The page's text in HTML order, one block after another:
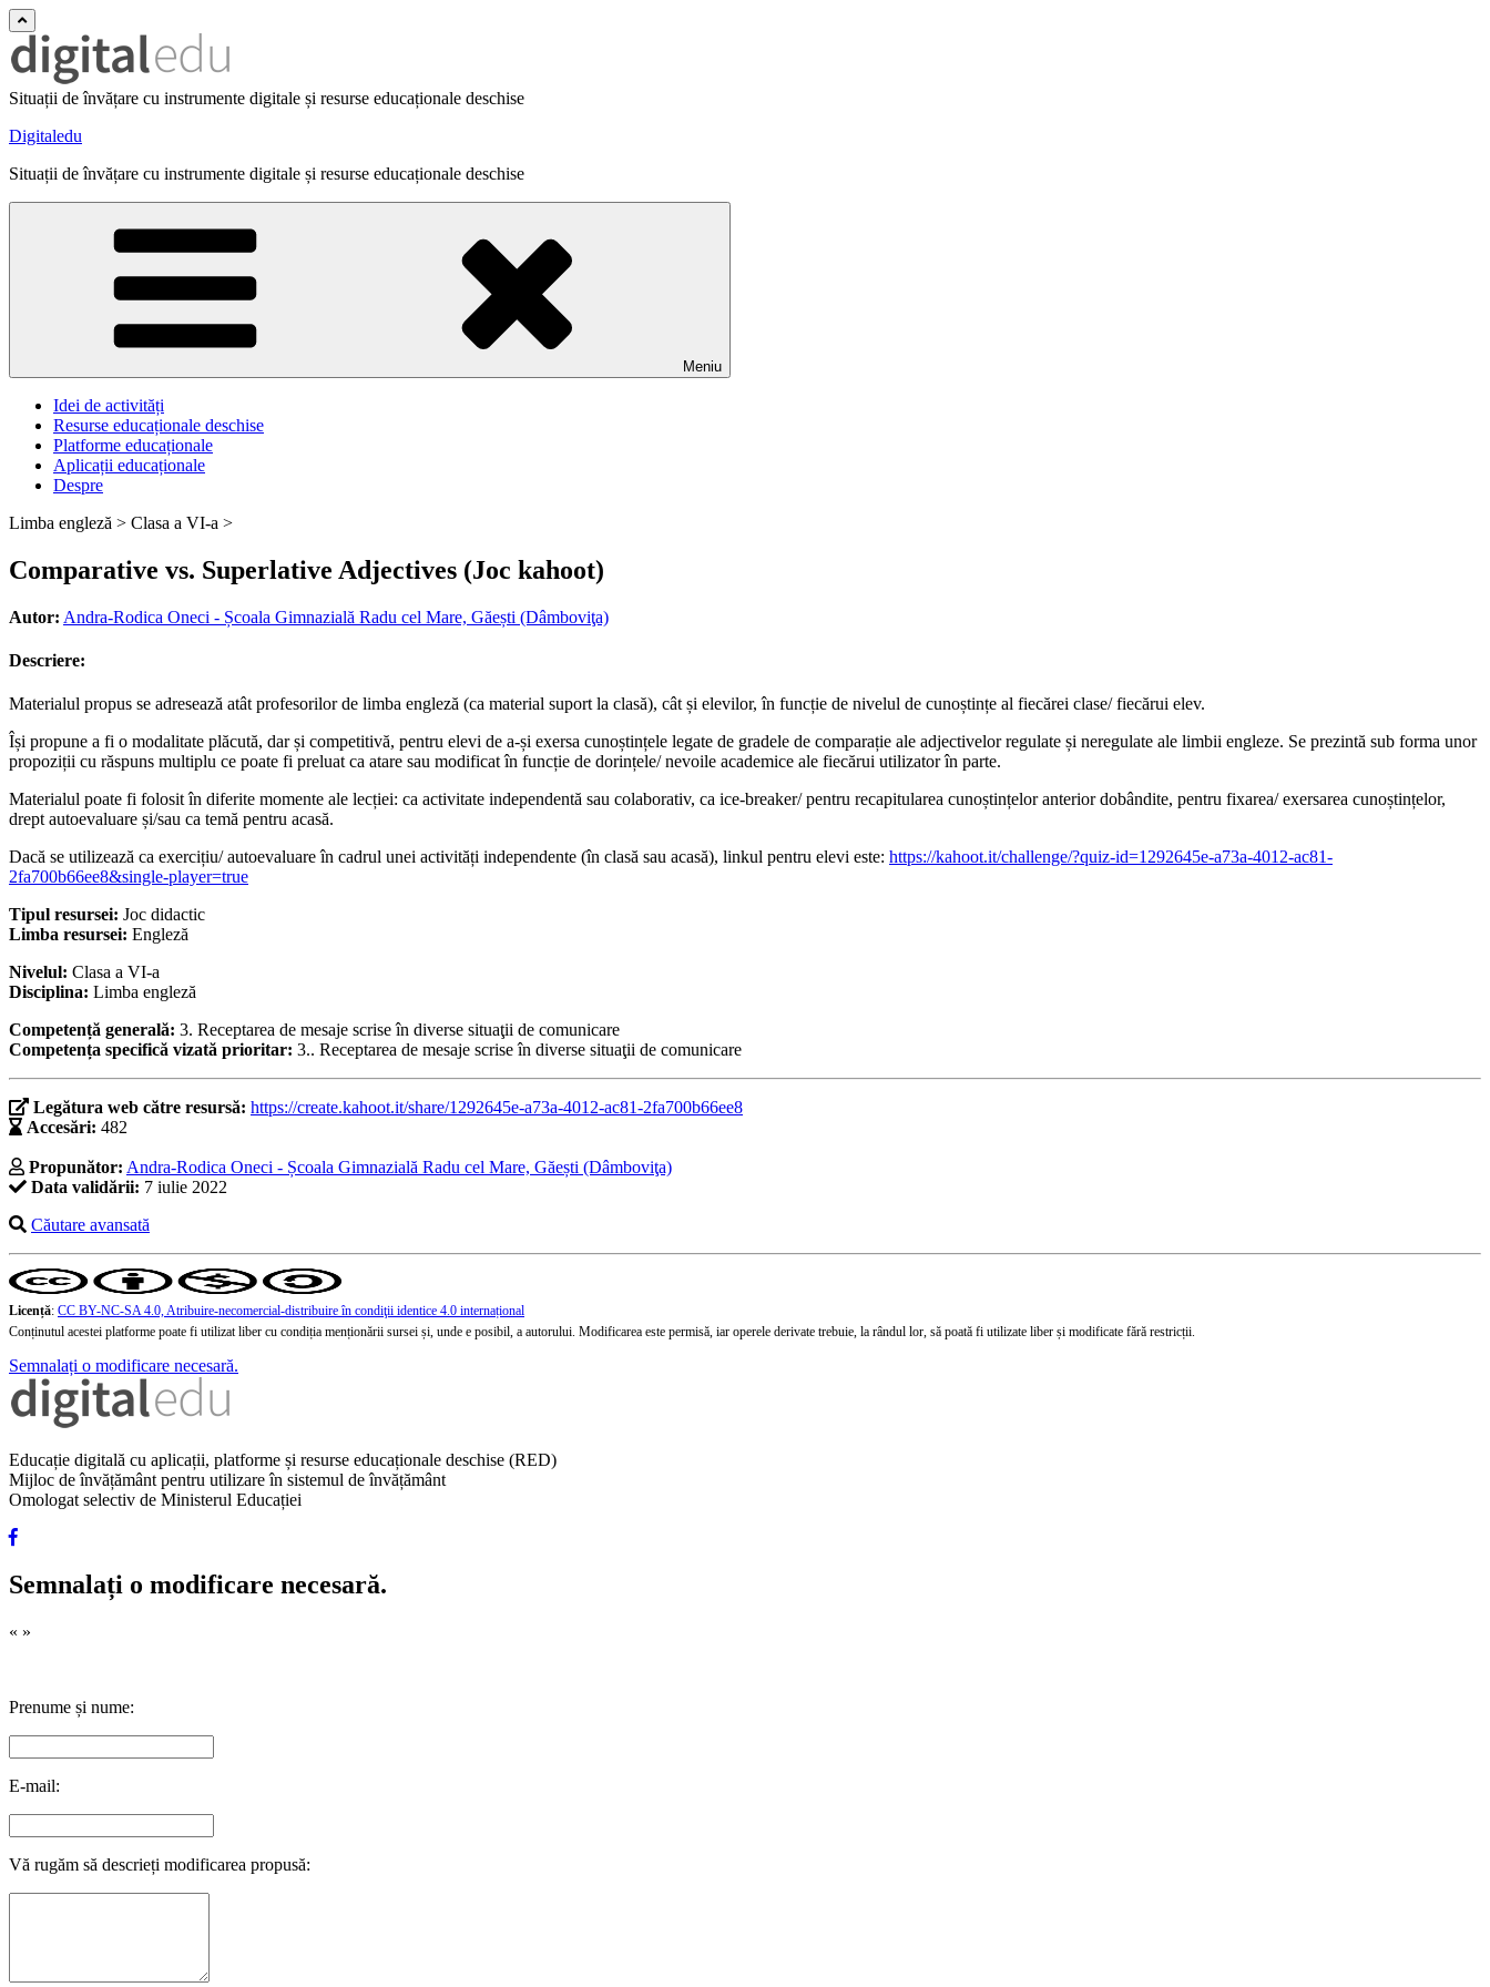
Situații de învățare cu instrumente digitale și resurse educaționale deschise
Digitaledu
Situații de învățare cu instrumente digitale și resurse educaționale deschise
Meniu
Idei de activități
Resurse educaționale deschise
Platforme educaționale
Aplicații educaționale
Despre
Limba engleză > Clasa a VI-a >
Comparative vs. Superlative Adjectives (Joc kahoot)
Autor: Andra-Rodica Oneci - Școala Gimnazială Radu cel Mare, Găești (Dâmboviţa)
Descriere:
Materialul propus se adresează atât profesorilor de limba engleză (ca material suport la clasă), cât și elevilor, în funcție de nivelul de cunoștințe al fiecărei clase/ fiecărui elev.
Își propune a fi o modalitate plăcută, dar și competitivă, pentru elevi de a-și exersa cunoștințele legate de gradele de comparație ale adjectivelor regulate și neregulate ale limbii engleze. Se prezintă sub forma unor
propoziții cu răspuns multiplu ce poate fi preluat ca atare sau modificat în funcție de dorințele/ nevoile academice ale fiecărui utilizator în parte.
Materialul poate fi folosit în diferite momente ale lecției: ca activitate independentă sau colaborativ, ca ice-breaker/ pentru recapitularea cunoștințelor anterior dobândite, pentru fixarea/ exersarea cunoștințelor,
drept autoevaluare și/sau ca temă pentru acasă.
Dacă se utilizează ca exercițiu/ autoevaluare în cadrul unei activități independente (în clasă sau acasă), linkul pentru elevi este: https://kahoot.it/challenge/?quiz-id=1292645e-a73a-4012-ac81-
2fa700b66ee8&single-player=true
Tipul resursei: Joc didactic
Limba resursei: Engleză
Nivelul: Clasa a VI-a
Disciplina: Limba engleză
Competență generală: 3. Receptarea de mesaje scrise în diverse situaţii de comunicare
Competența specifică vizată prioritar: 3.. Receptarea de mesaje scrise în diverse situaţii de comunicare
Legătura web către resursă: https://create.kahoot.it/share/1292645e-a73a-4012-ac81-2fa700b66ee8
Accesări: 482
Propunător: Andra-Rodica Oneci - Școala Gimnazială Radu cel Mare, Găești (Dâmboviţa)
Data validării: 7 iulie 2022
Căutare avansată
Licență: CC BY-NC-SA 4.0, Atribuire-necomercial-distribuire în condiţii identice 4.0 internațional
Conținutul acestei platforme poate fi utilizat liber cu condiția menționării sursei și, unde e posibil, a autorului. Modificarea este permisă, iar operele derivate trebuie, la rândul lor, să poată fi utilizate liber și modificate fără restricții.
Semnalați o modificare necesară.
Educație digitală cu aplicații, platforme și resurse educaționale deschise (RED)
Mijloc de învățământ pentru utilizare în sistemul de învățământ
Omologat selectiv de Ministerul Educației
Semnalați o modificare necesară.
« »
Prenume și nume:
E-mail:
Vă rugăm să descrieți modificarea propusă: